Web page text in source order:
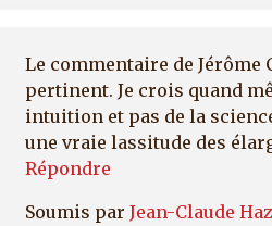
Le commentaire de Jérôme
pertinent. Je crois quand
intuition et pas de la
une vraie lassitude des
Répondre
Soumis par Jean-Claude